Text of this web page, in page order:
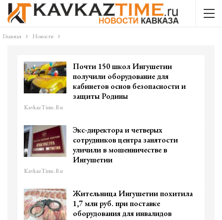
Главная Новости
Почти 150 школ Ингушетии
получили оборудование для
кабинетов основ безопасности и
защиты Родины
KavkazTime.ru
Экс-директора и четверых
сотрудников центра занятости
уличили в мошенничестве в
Ингушетии
KavkazTime.ru
Жительница Ингушетии похитила
1,7 млн руб. при поставке
оборудования для инвалидов